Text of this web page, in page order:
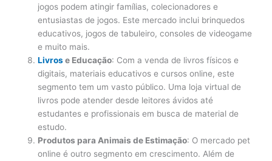
jogos podem atingir famílias, colecionadores e
entusiastas de jogos. Este mercado inclui brinquedos
educativos, jogos de tabuleiro, consoles de videogame
e muito mais.
Livrose Educação: Com a venda de livros físicos e
digitais, materiais educativos e cursos online, este
segmento tem um vasto público. Uma loja virtual de
livros pode atender desde leitores ávidos até
estudantes e profissionais em busca de material de
estudo.
Produtos para Animais de Estimação: O mercado pet
online é outro segmento em crescimento. Além de